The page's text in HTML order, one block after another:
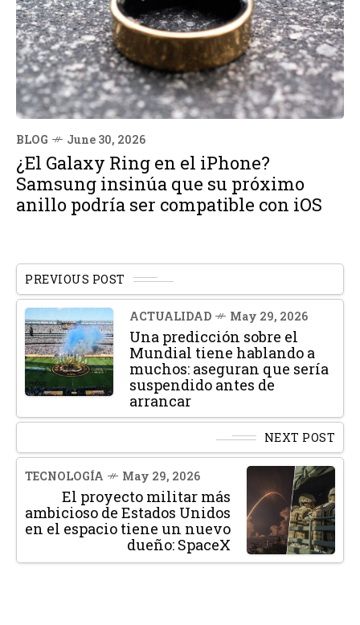
BLOG June 30, 2026
¿El Galaxy Ring en el iPhone?
Samsung insinúa que su próximo
anillo podría ser compatible con iOS
PREVIOUS POST
ACTUALIDAD May 29, 2026
Una predicción sobre el
Mundial tiene hablando a
muchos: aseguran que sería
suspendido antes de
arrancar
NEXT POST
TECNOLOGÍA May 29, 2026
El proyecto militar más
ambicioso de Estados Unidos
en el espacio tiene un nuevo
dueño: SpaceX